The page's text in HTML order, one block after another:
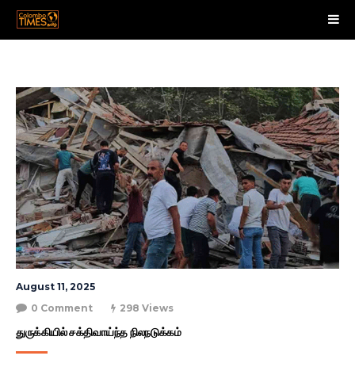
August 11, 2025
0 Comment
298 Views
துருக்கியில் சக்திவாய்ந்த நிலநடுக்கம்